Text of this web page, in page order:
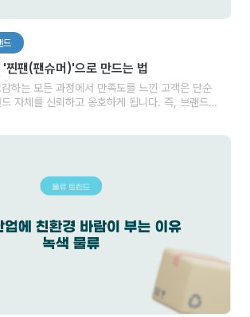
드
'찐팬(팬슈머)'으로 만드는 법
하는 모든 과정에서 만족도를 느낀 고객은 단순
자체를 신뢰하고 옹호하게 됩니다. 즉, 브랜드의